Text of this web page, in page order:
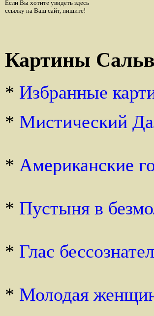
Если Вы хотите увидеть здесь
ссылку на Ваш сайт, пишите!
Картины
* Избранные
* Мистический
* Американские
* Пустыня в
* Глас
* Молодая